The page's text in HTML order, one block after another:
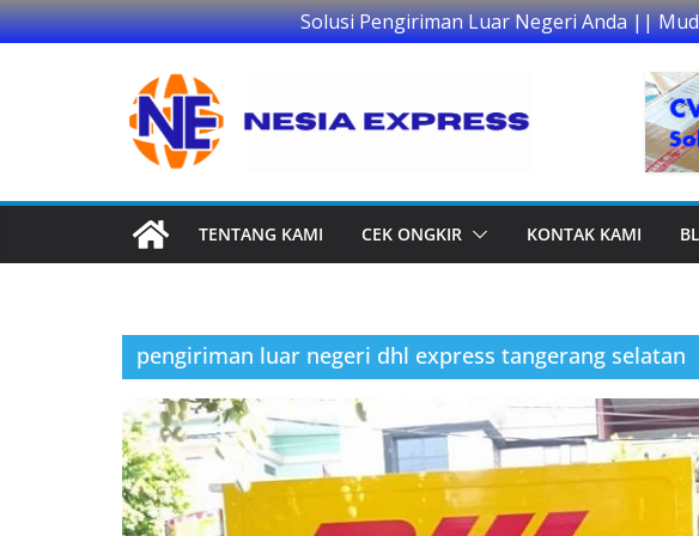
Solusi Pengiriman Luar Negeri Anda ||
TENTANG KAMI CEK ONGKIR KONTAK KAMI
pengiriman luar negeri dhl express tangerang selatan